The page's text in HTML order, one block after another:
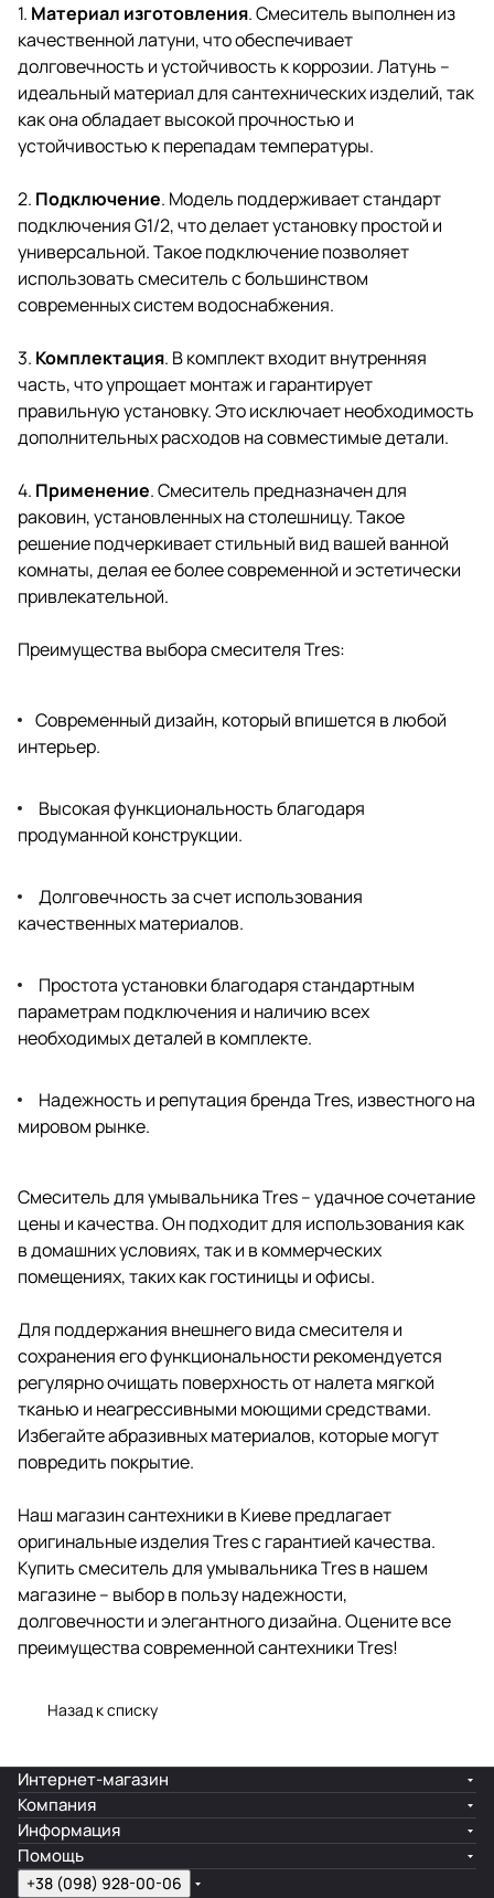
1. Материал изготовления. Смеситель выполнен из
качественной латуни, что обеспечивает
долговечность и устойчивость к коррозии. Латунь –
идеальный материал для сантехнических изделий, так
как она обладает высокой прочностью и
устойчивостью к перепадам температуры.
2. Подключение. Модель поддерживает стандарт
подключения G1/2, что делает установку простой и
универсальной. Такое подключение позволяет
использовать смеситель с большинством
современных систем водоснабжения.
3. Комплектация. В комплект входит внутренняя
часть, что упрощает монтаж и гарантирует
правильную установку. Это исключает необходимость
дополнительных расходов на совместимые детали.
4. Применение. Смеситель предназначен для
раковин, установленных на столешницу. Такое
решение подчеркивает стильный вид вашей ванной
комнаты, делая ее более современной и эстетически
привлекательной.
Преимущества выбора смесителя Tres:
Современный дизайн, который впишется в любой
интерьер.
Высокая функциональность благодаря
продуманной конструкции.
Долговечность за счет использования
качественных материалов.
Простота установки благодаря стандартным
параметрам подключения и наличию всех
необходимых деталей в комплекте.
Надежность и репутация бренда Tres, известного на
мировом рынке.
Смеситель для умывальника Tres– удачное сочетание
цены и качества. Он подходит для использования как
в домашних условиях, так и в коммерческих
помещениях, таких как гостиницы и офисы.
Для поддержания внешнего вида смесителя и
сохранения его функциональности рекомендуется
регулярно очищать поверхность от налета мягкой
тканью и неагрессивными моющими средствами.
Избегайте абразивных материалов, которые могут
повредить покрытие.
Наш магазин сантехники в Киеве предлагает
оригинальные изделия Tres с гарантией качества.
Купить смеситель для умывальника Tres в нашем
магазине – выбор в пользу надежности,
долговечности и элегантного дизайна. Оцените все
преимущества современной сантехники Tres!
Назад к списку
Интернет-магазин
Компания
Информация
Помощь
+38 (098) 928-00-06